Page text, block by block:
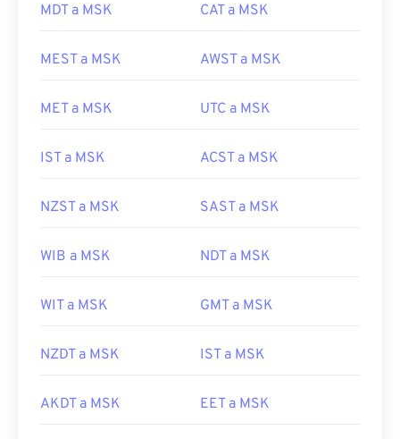
MDT a MSK CAT a MSK
MEST a MSK AWST a MSK
MET a MSK UTC a MSK
IST a MSK ACST a MSK
NZST a MSK SAST a MSK
WIB a MSK NDT a MSK
WIT a MSK GMT a MSK
NZDT a MSK IST a MSK
AKDT a MSK EET a MSK